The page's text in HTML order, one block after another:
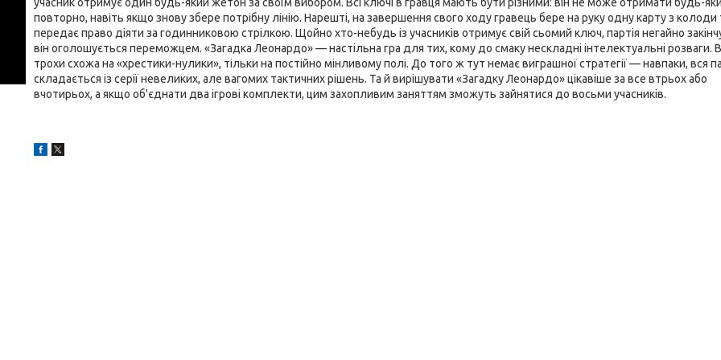
повторно, навіть якщо знову збере потрібну лінію. Нарешті, на завершення свого ходу гравець бере на руку одну карту з колоди
передає право діяти за годинниковою стрілкою. Щойно хто-небудь із учасників отримує свій сьомий ключ, партія негайно
він оголошується переможцем. «Загадка Леонардо» — настільна гра для тих, кому до смаку нескладні інтелектуальні розваги.
трохи схожа на «хрестики-нулики», тільки на постійно мінливому полі. До того ж тут немає виграшної стратегії — навпаки, вся
складається із серії невеликих, але вагомих тактичних рішень. Та й вирішувати «Загадку Леонардо» цікавіше за все втрьох або
вчотирьох, а якщо об'єднати два ігрові комплекти, цим захопливим заняттям зможуть зайнятися до восьми учасників.